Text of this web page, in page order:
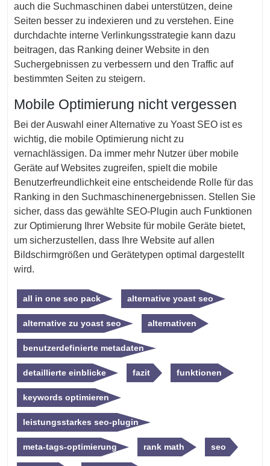
auch die Suchmaschinen dabei unterstützen, deine
Seiten besser zu indexieren und zu verstehen. Eine
durchdachte interne Verlinkungsstrategie kann dazu
beitragen, das Ranking deiner Website in den
Suchergebnissen zu verbessern und den Traffic auf
bestimmten Seiten zu steigern.
Mobile Optimierung nicht vergessen
Bei der Auswahl einer Alternative zu Yoast SEO ist es
wichtig, die mobile Optimierung nicht zu
vernachlässigen. Da immer mehr Nutzer über mobile
Geräte auf Websites zugreifen, spielt die mobile
Benutzerfreundlichkeit eine entscheidende Rolle für das
Ranking in den Suchmaschinenergebnissen. Stellen Sie
sicher, dass das gewählte SEO-Plugin auch Funktionen
zur Optimierung Ihrer Website für mobile Geräte bietet,
um sicherzustellen, dass Ihre Website auf allen
Bildschirmgrößen und Gerätetypen optimal dargestellt
wird.
all in one seo pack alternative yoast seo
alternative zu yoast seo alternativen
benutzerdefinierte metadaten
detaillierte einblicke fazit funktionen
keywords optimieren
leistungsstarkes seo-plugin
meta-tags-optimierung rank math seo